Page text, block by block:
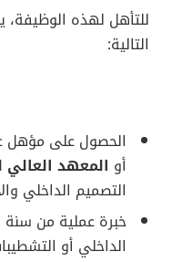
للتأهل لهذه
التالية:
الحصول على مؤهل
أو المعهد العالي
التصميم الداخلي
خبرة عملية من
الداخلي أو